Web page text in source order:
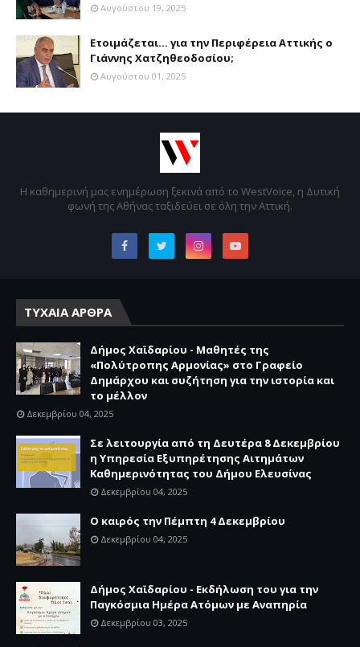
Αυγούστου 19, 2025
Ετοιμάζεται... για την Περιφέρεια Αττικής ο
Γιάννης Χατζηθεοδοσίου;
Αυγούστου 01, 2025
Η καθημερινή μας ενημέρωση ξεκινά από το WestVoice, η Δυτική
φωνή της Αθήνας ταξιδεύει σε όλη την Αττική.
ΤΥΧΑΙΑ ΑΡΘΡΑ
Δήμος Χαϊδαρίου - Μαθητές της
«Πολύτροπης Αρμονίας» στο Γραφείο
Δημάρχου και συζήτηση για την ιστορία και
το μέλλον
Δεκεμβρίου 04, 2025
Σε λειτουργία από τη Δευτέρα 8 Δεκεμβρίου
η Υπηρεσία Εξυπηρέτησης Αιτημάτων
Καθημερινότητας του Δήμου Ελευσίνας
Δεκεμβρίου 04, 2025
Ο καιρός την Πέμπτη 4 Δεκεμβρίου
Δεκεμβρίου 04, 2025
Δήμος Χαϊδαρίου - Εκδήλωση του για την
Παγκόσμια Ημέρα Ατόμων με Αναπηρία
Δεκεμβρίου 03, 2025